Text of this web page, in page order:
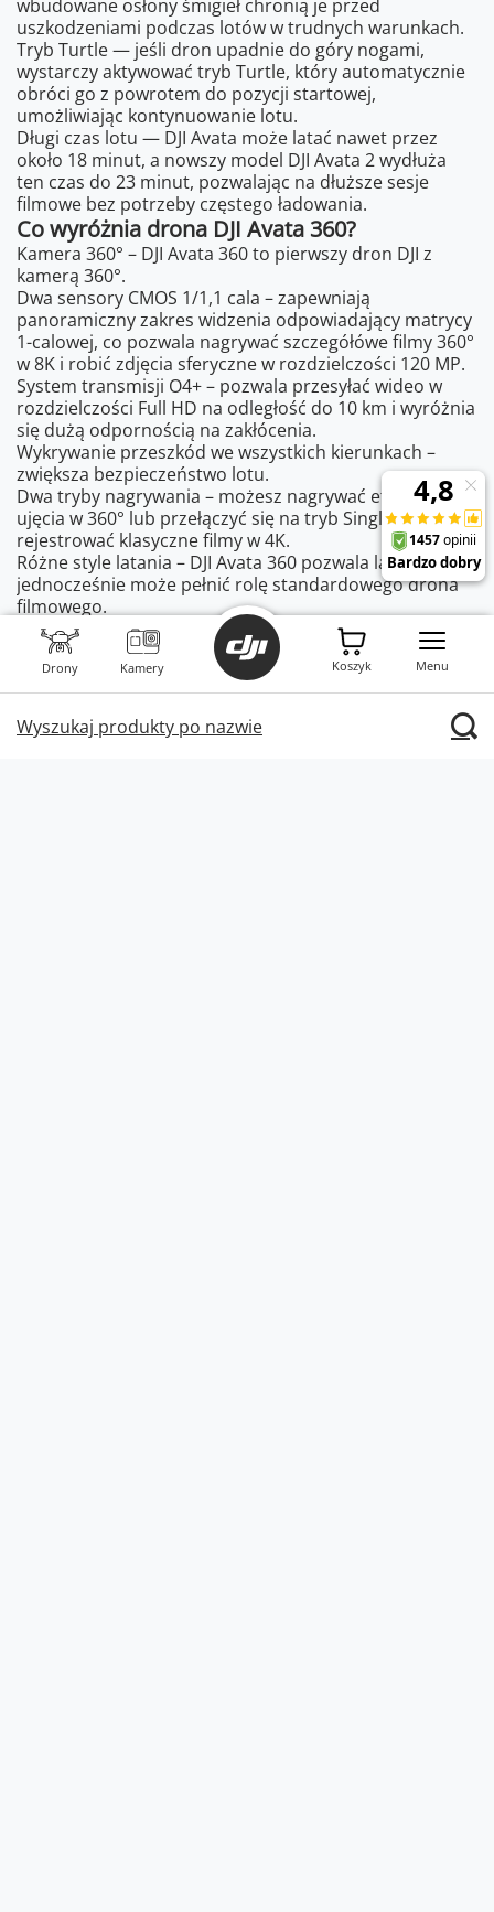
Drony Kamery
Wyszukaj produkty po nazwie
Koszyk Menu
wbudowane osłony śmigieł chronią je przed
uszkodzeniami podczas lotów w trudnych warunkach.
Tryb Turtle — jeśli dron upadnie do góry nogami,
wystarczy aktywować tryb Turtle, który automatycznie
obróci go z powrotem do pozycji startowej,
umożliwiając kontynuowanie lotu.
Długi czas lotu — DJI Avata może latać nawet przez
około 18 minut, a nowszy model DJI Avata 2 wydłuża
ten czas do 23 minut, pozwalając na dłuższe sesje
filmowe bez potrzeby częstego ładowania.
Co wyróżnia drona DJI Avata 360?
Kamera 360° – DJI Avata 360 to pierwszy dron DJI z
kamerą 360°.
Dwa sensory CMOS 1/1,1 cala – zapewniają
panoramiczny zakres widzenia odpowiadający matrycy
1-calowej, co pozwala nagrywać szczegółówe filmy 360°
w 8K i robić zdjęcia sferyczne w rozdzielczości 120 MP.
System transmisji O4+ – pozwala przesyłać wideo w
rozdzielczości Full HD na odległość do 10 km i wyróżnia
się dużą odpornością na zakłócenia.
Wykrywanie przeszkód we wszystkich kierunkach –
zwiększa bezpieczeństwo lotu.
Dwa tryby nagrywania – możesz nagrywać efektowne
ujęcia w 360° lub przełączyć się na tryb Single Lens i
rejestrować klasyczne filmy w 4K.
Różne style latania – DJI Avata 360 pozwala latać FPV, a
jednocześnie może pełnić rolę standardowego drona
filmowego.
Inteligentne funkcje – takie jak na przykład Spotlight
Free czy ActiveTrack 360°. Ułatwiają utrzymywanie
obiektów w kadrze i sprawiają, że tworzenie
wyjątkowych ujęć staje się znacznie prostsze.
Akcesoria do dronów DJI Avata – jeszcze
więcej możliwości